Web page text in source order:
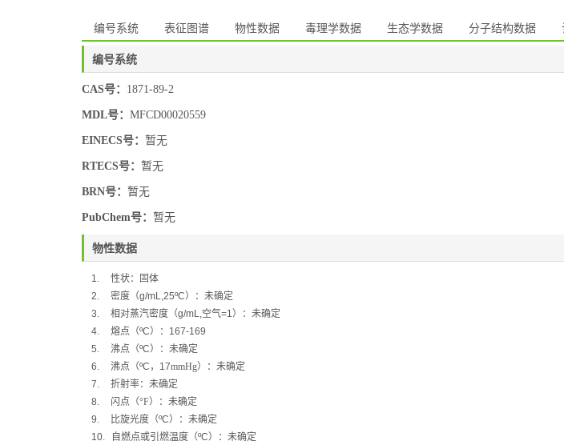
编号系统 表征图谱 物性数据 毒理学数据 生态学数据 分子结构数据
编号系统
CAS号： 1871-89-2
MDL号： MFCD00020559
EINECS号： 暂无
RTECS号： 暂无
BRN号： 暂无
PubChem号： 暂无
物性数据
1.
性状：固体
2.
密度（g/mL,25ºC）：未确定
3.
相对蒸汽密度（g/mL,空气=1）：未确定
4.
熔点（ºC）： 167-169
5.
沸点（ºC）： 未确定
6.
沸点（ºC ， 17mmHg）： 未确定
7.
折射率：未确定
8.
闪点（°F）： 未确定
9.
比旋光度（ºC）： 未确定
10.
自燃点或引燃温度（ºC）：未确定